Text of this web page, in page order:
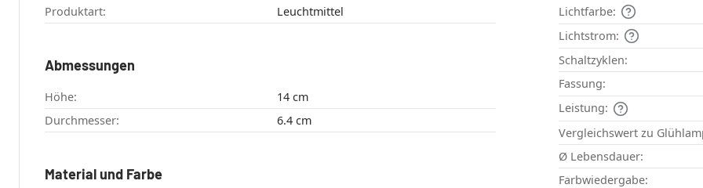
Produktart: Leuchtmittel
Abmessungen
Höhe:
14 cm
Durchmesser:
6.4 cm
Material und Farbe
Lichtfarbe:
Lichtstrom:
Schaltzyklen:
Fassung:
Leistung:
Vergleichswert zu
Ø Lebensdauer:
Farbwiedergabe: